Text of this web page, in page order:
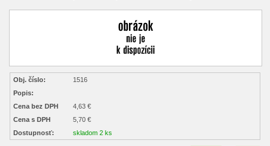
Obj. číslo:
1516
Popis:
Cena bez DPH
4,63 €
Cena s DPH
5,70 €
Dostupnosť:
skladom 2 ks